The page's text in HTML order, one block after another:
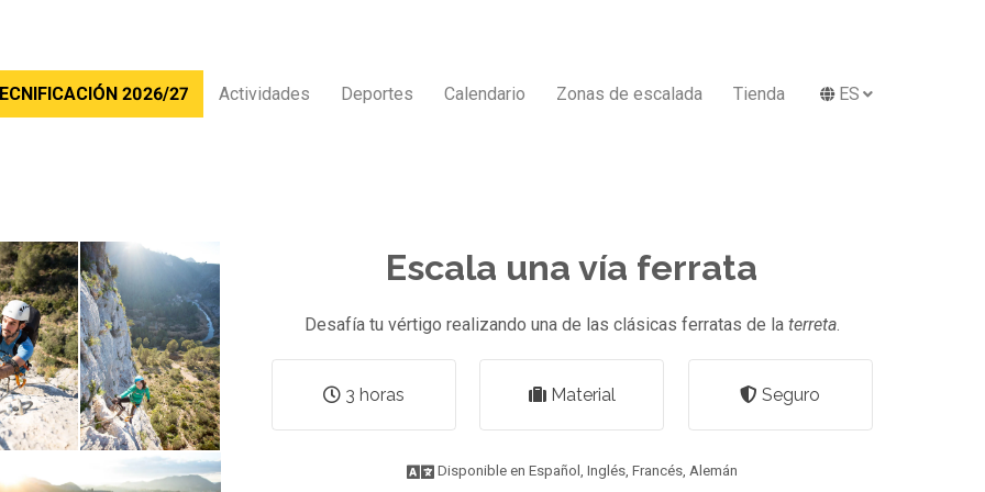
2026/27 Actividades Deportes Calendario Zonas de escalada Tienda ES
Escala una vía ferrata
Desafía tu vértigo realizando una de las clásicas ferratas de la terreta.
3 horas Material Seguro
Disponible en Español, Inglés, Francés, Alemán